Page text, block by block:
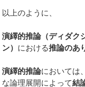
以上のように、
演繹的推論（ディダク
ン） における推論のあ
演繹的推論においては
な論理展開によって結